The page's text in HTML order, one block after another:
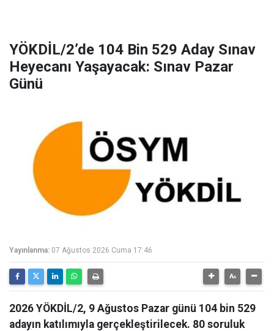
YÖKDİL/2’de 104 Bin 529 Aday Sınav
Heyecanı Yaşayacak: Sınav Pazar
Günü
Yayınlanma: 07 Ağustos 2026 Cuma 17:46
2026 YÖKDİL/2, 9 Ağustos Pazar günü 104 bin 529
adayın katılımıyla gerçekleştirilecek. 80 soruluk